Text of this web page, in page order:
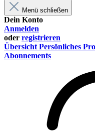
Menü schließen
Dein Konto
Anmelden
oder registrieren
Übersicht Persönliches
Abonnements